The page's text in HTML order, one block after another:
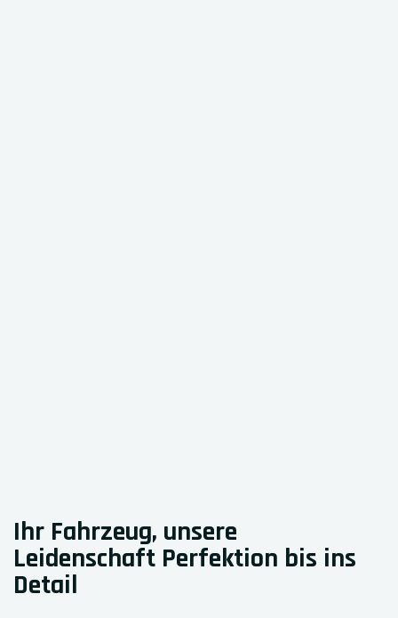
Ihr Fahrzeug, unsere
Leidenschaft Perfektion bis ins
Detail